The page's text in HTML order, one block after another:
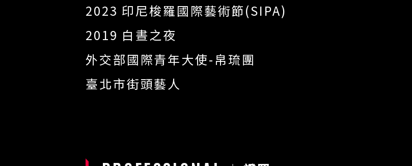
2023 印尼梭羅國際藝術節(SIPA)
2019 白晝之夜
外交部國際青年大使-帛琉團
臺北市街頭藝人